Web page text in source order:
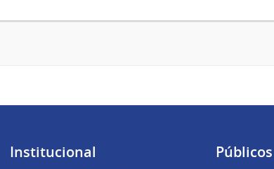
Institucional Públicos